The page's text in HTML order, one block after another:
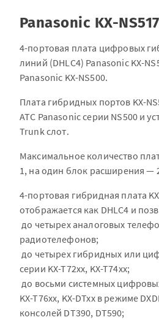
Panasonic KX-
4-портовая плата цифровых
линий (DHLC4) Panasonic KX-
Panasonic KX-NS500.
Плата гибридных портов KX-
АТС Panasonic серии NS500 и
Trunk слот.
Максимальное количество
1, на один блок расширения —
4-портовая гибридная плата
отображается как DHLC4 и
до четырех аналоговых
радиотелефонов;
до четырех гибридных или
серии KX-T72xx, KX-T74xx;
до восьми системных
KX-T76xx, KX-DTxx в режиме
консолей DT390, DT590;